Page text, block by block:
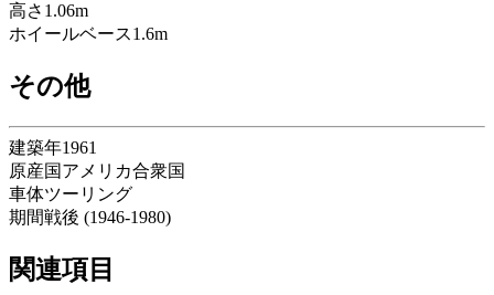
高さ 1.06m
ホイールベース1.6m
その他
建築年1961
原産国アメリカ合衆国
車体ツーリング
期間戦後 (1946-1980)
関連項目